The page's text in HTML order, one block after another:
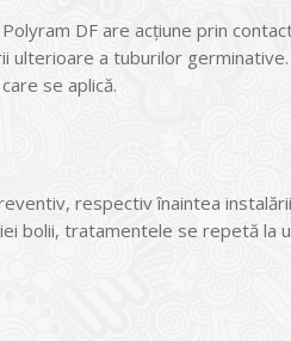
DF are acţiune prin
ulterioare a tuburilor germinative.
se aplică.
respectiv înaintea instalării
bolii, tratamentele se repetă la